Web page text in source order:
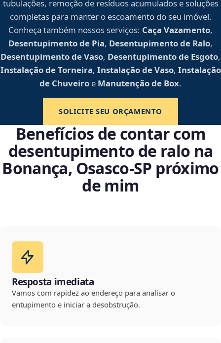
tubulações, remoção de resíduos acumulados e soluções
completas para manter o escoamento do seu imóvel.
Conheça também nossos serviços: Caça Vazamento,
Desentupimento de Pia, Desentupimento de Ralo,
Desentupimento de Vaso, Desentupimento de Esgoto,
Instalação de Torneira, Instalação de Vaso, Instalação
de Chuveiro e Manutenção de Box.
SOLICITE SEU ORÇAMENTO
Benefícios de contar com
desentupimento de ralo na
Bonança, Osasco‑SP próximo
de mim
Resposta imediata
Vamos com rapidez ao endereço para analisar o
entupimento e iniciar a desobstrução.